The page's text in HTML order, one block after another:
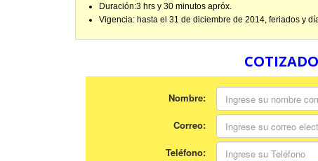
Duración:3 hrs y 30 minutos apróx.
Vigencia: hasta el 31 de diciembre de 2014, feriados y